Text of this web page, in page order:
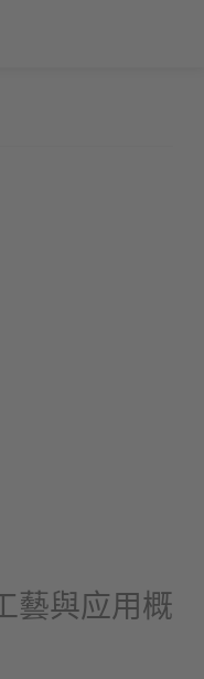
藝與应用概